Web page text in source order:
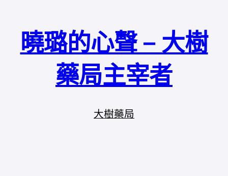
曉璐的心聲 – 大樹
藥局主宰者
大樹藥局